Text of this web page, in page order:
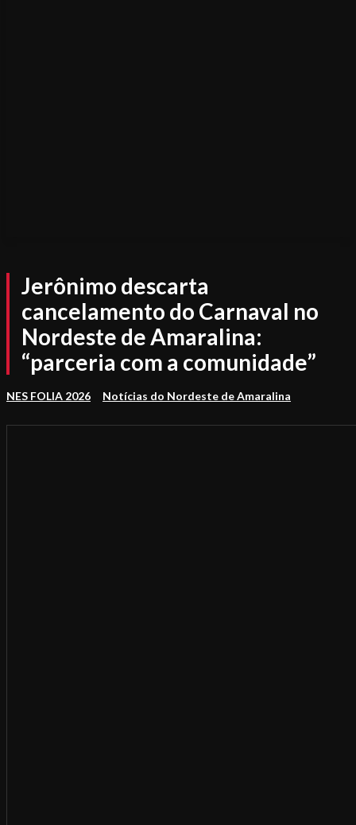
Jerônimo descarta
cancelamento do Carnaval no
Nordeste de Amaralina:
“parceria com a comunidade”
NES FOLIA 2026 Notícias do Nordeste de Amaralina